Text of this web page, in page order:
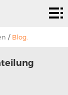
/ Blog.